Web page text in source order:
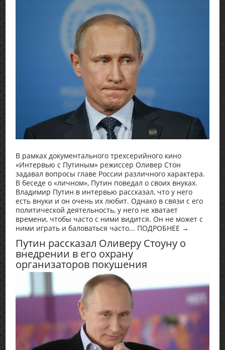
В рамках документального трехсерийного кино
«Интервью с Путиным» режиссер Оливер Стон
задавал вопросы главе России различного характера.
В беседе о «личном», Путин поведал о своих внуках.
Владимир Путин в интервью рассказал, что у него
есть внуки и он очень их любит. Однако в связи с его
политической деятельность, у него не хватает
времени, чтобы часто с ними видится. Он не может с
ними играть и баловаться часто... ПОДРОБНЕЕ →
Путин рассказал Оливеру Стоуну о
внедрении в его охрану
организаторов покушения